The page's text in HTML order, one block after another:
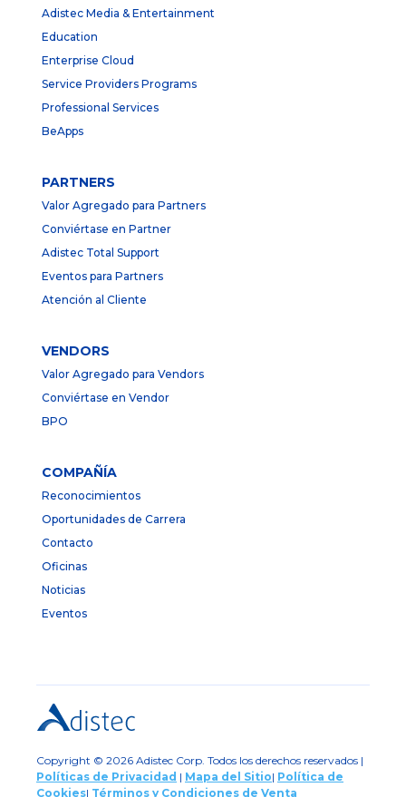
Adistec Media & Entertainment
Education
Enterprise Cloud
Service Providers Programs
Professional Services
BeApps
PARTNERS
Valor Agregado para Partners
Conviértase en Partner
Adistec Total Support
Eventos para Partners
Atención al Cliente
VENDORS
Valor Agregado para Vendors
Conviértase en Vendor
BPO
COMPAÑÍA
Reconocimientos
Oportunidades de Carrera
Contacto
Oficinas
Noticias
Eventos
Copyright © 2026 Adistec Corp. Todos los derechos reservados |
Políticas de Privacidad | Mapa del Sitio| Política de
Cookies| Términos y Condiciones de Venta